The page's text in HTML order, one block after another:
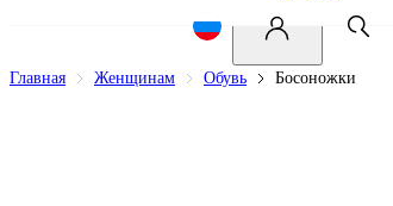
Главная Женщинам Обувь Босоножки